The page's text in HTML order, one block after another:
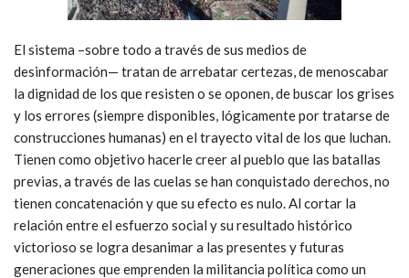
El sistema –sobre todo a través de sus medios de
desinformación— tratan de arrebatar certezas, de menoscabar
la dignidad de los que resisten o se oponen, de buscar los grises
y los errores (siempre disponibles, lógicamente por tratarse de
construcciones humanas) en el trayecto vital de los que luchan.
Tienen como objetivo hacerle creer al pueblo que las batallas
previas, a través de las cuelas se han conquistado derechos, no
tienen concatenación y que su efecto es nulo. Al cortar la
relación entre el esfuerzo social y su resultado histórico
victorioso se logra desanimar a las presentes y futuras
generaciones que emprenden la militancia política como un